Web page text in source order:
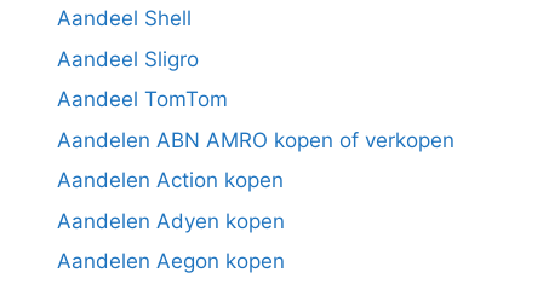
Aandeel Shell
Aandeel Sligro
Aandeel TomTom
Aandelen ABN AMRO kopen of verkopen
Aandelen Action kopen
Aandelen Adyen kopen
Aandelen Aegon kopen